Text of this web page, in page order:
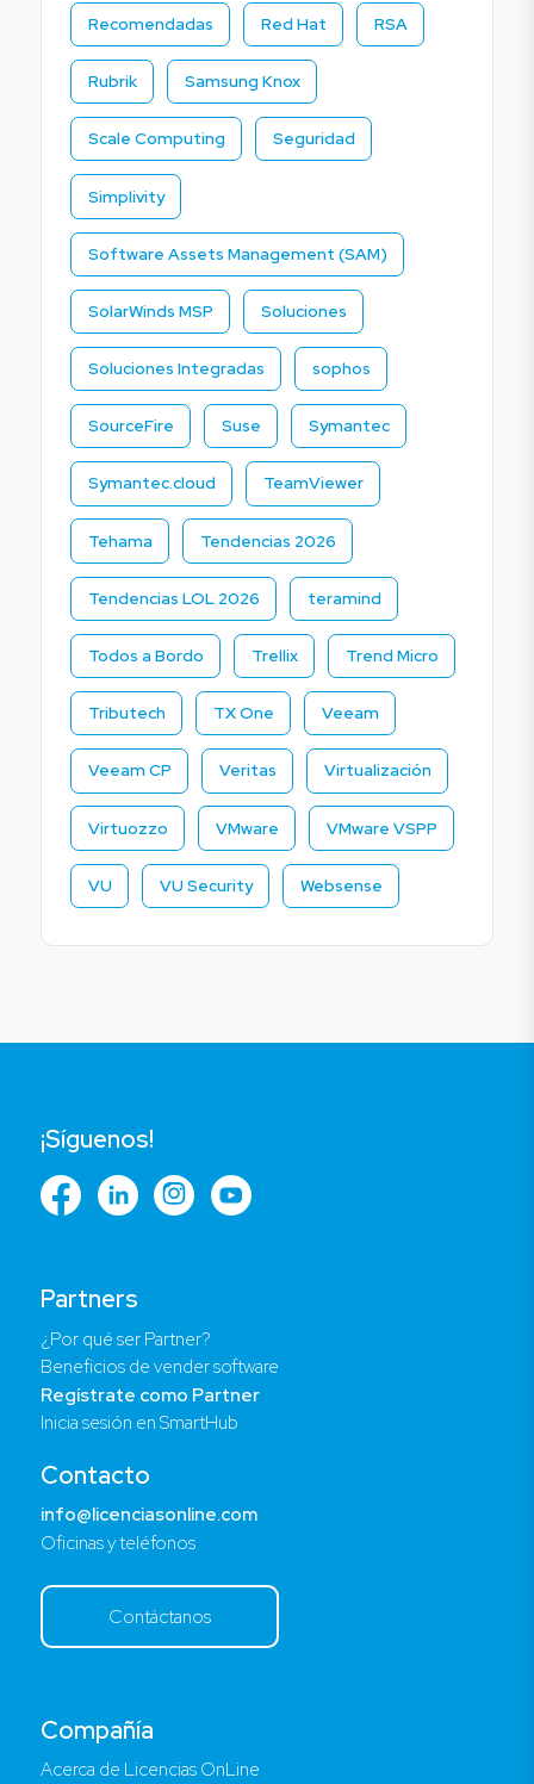
Recomendadas Red Hat RSA
Rubrik Samsung Knox
Scale Computing Seguridad
Simplivity
Software Assets Management (SAM)
SolarWinds MSP Soluciones
Soluciones Integradas sophos
SourceFire Suse Symantec
Symantec.cloud TeamViewer
Tehama Tendencias 2026
Tendencias LOL 2026 teramind
Todos a Bordo Trellix Trend Micro
Tributech TX One Veeam
Veeam CP Veritas Virtualización
Virtuozzo VMware VMware VSPP
VU VU Security Websense
Compañía
Acerca de Licencias OnLine
Partners
¿Por qué ser Partner?
Beneficios de vender software
Regístrate como Partner
Inicia sesión en SmartHub
Contacto
info@licenciasonline.com
Oficinas y teléfonos
Contáctanos
¡Síguenos!